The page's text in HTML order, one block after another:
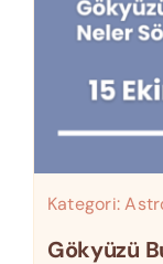
Kategori:
Gökyüzü